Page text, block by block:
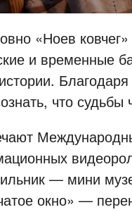
«Ноев
и временные
что
— мини
окно» —